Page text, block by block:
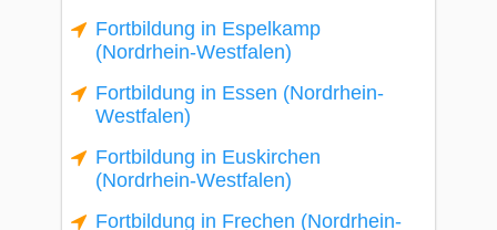
Fortbildung in Espelkamp
(Nordrhein-Westfalen)
Fortbildung in Essen (Nordrhein-
Westfalen)
Fortbildung in Euskirchen
(Nordrhein-Westfalen)
Fortbildung in Frechen (Nordrhein-